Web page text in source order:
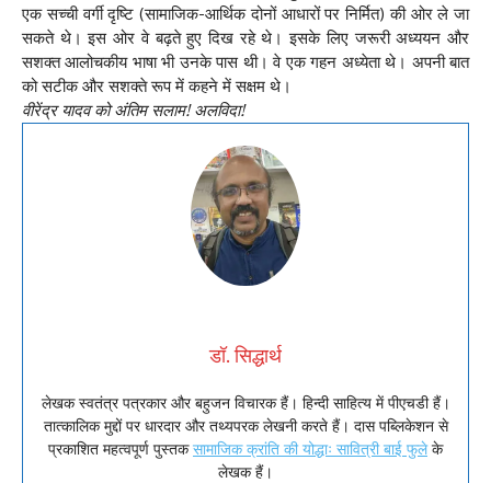
एक सच्ची वर्गी दृष्टि (सामाजिक-आर्थिक दोनों आधारों पर निर्मित) की ओर ले जा
सकते थे। इस ओर वे बढ़ते हुए दिख रहे थे। इसके लिए जरूरी अध्ययन और
सशक्त आलोचकीय भाषा भी उनके पास थी। वे एक गहन अध्येता थे। अपनी बात
को सटीक और सशक्ते रूप में कहने में सक्षम थे।
वीरेंद्र यादव को अंतिम सलाम! अलविदा!
डॉ. सिद्धार्थ
लेखक स्वतंत्र पत्रकार और बहुजन विचारक हैं। हिन्दी साहित्य में पीएचडी हैं।
तात्कालिक मुद्दों पर धारदार और तथ्यपरक लेखनी करते हैं। दास पब्लिकेशन से
प्रकाशित महत्वपूर्ण पुस्तकसामाजिक क्रांति की योद्धाः सावित्री बाई फुलेके
लेखक हैं।